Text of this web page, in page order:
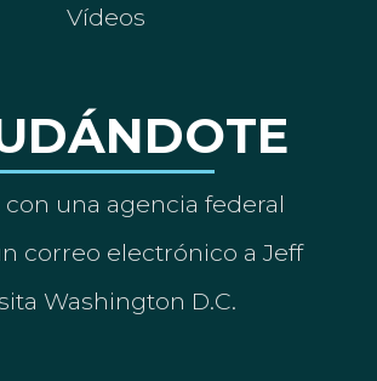
Vídeos
una agencia federal
correo electrónico a Jeff
Washington D.C.